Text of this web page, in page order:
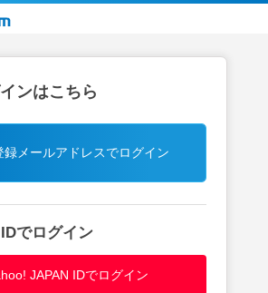
ンはこちら
録メールアドレスでログイン
でログイン
JAPAN IDでログイン